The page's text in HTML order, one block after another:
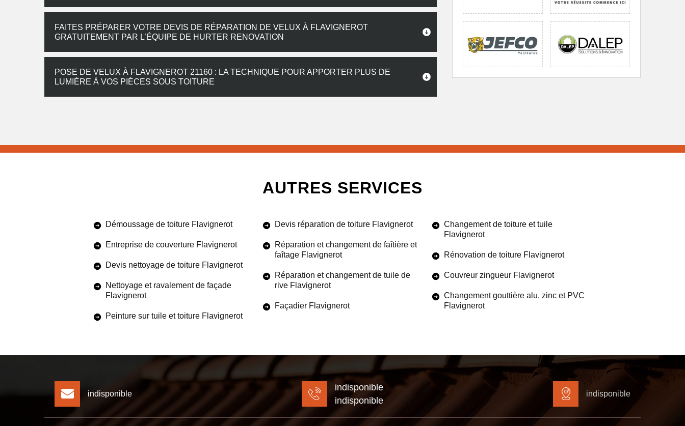
FAITES PRÉPARER VOTRE DEVIS DE RÉPARATION DE VELUX À FLAVIGNEROT
GRATUITEMENT PAR L’ÉQUIPE DE HURTER RENOVATION
POSE DE VELUX À FLAVIGNEROT 21160 : LA TECHNIQUE POUR APPORTER PLUS DE
LUMIÈRE À VOS PIÈCES SOUS TOITURE
AUTRES SERVICES
Démoussage de toiture Flavignerot
Entreprise de couverture Flavignerot
Devis nettoyage de toiture Flavignerot
Nettoyage et ravalement de façade
Flavignerot
Peinture sur tuile et toiture Flavignerot
Devis réparation de toiture Flavignerot
Réparation et changement de faîtière et
faîtage Flavignerot
Réparation et changement de tuile de
rive Flavignerot
Façadier Flavignerot
Changement de toiture et tuile
Flavignerot
Rénovation de toiture Flavignerot
Couvreur zingueur Flavignerot
Changement gouttière alu, zinc et PVC
Flavignerot
indisponible
indisponible
indisponible
indisponible